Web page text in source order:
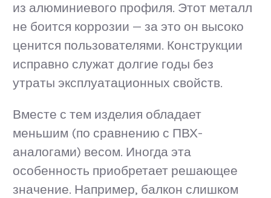
из алюминиевого профиля. Этот металл
не боится коррозии — за это он высоко
ценится пользователями. Конструкции
исправно служат долгие годы без
утраты эксплуатационных свойств.
Вместе с тем изделия обладает
меньшим (по сравнению с ПВХ-
аналогами) весом. Иногда эта
особенность приобретает решающее
значение. Например, балкон слишком